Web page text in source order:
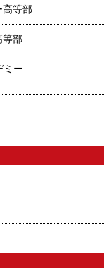
高等部
等部
ミー